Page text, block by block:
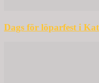
Dags för löparfest i